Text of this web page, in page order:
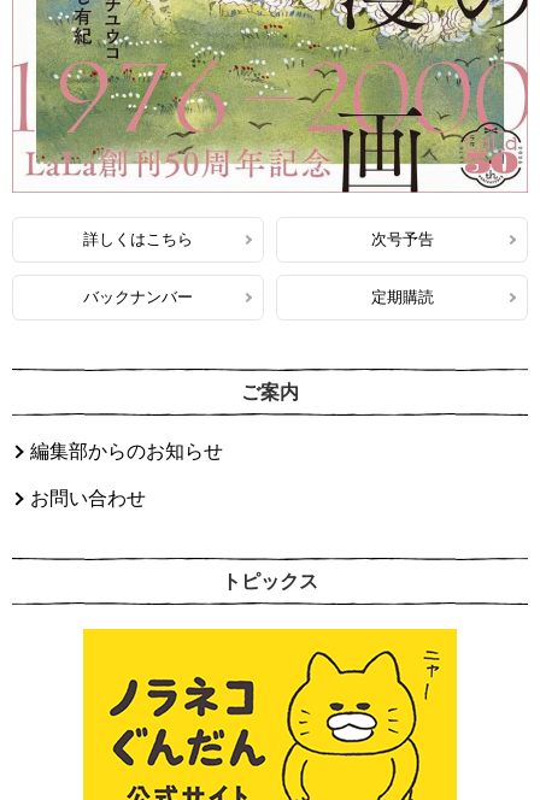
詳しくはこちら 次号予告
バックナンバー 定期購読
ご案内
編集部からのお知らせ
お問い合わせ
トピックス